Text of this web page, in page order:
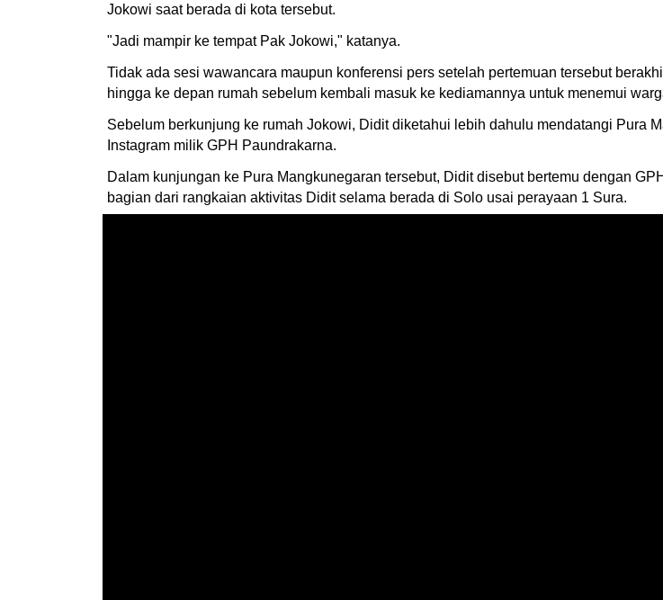
Jokowi saat berada di kota tersebut.
"Jadi mampir ke tempat Pak Jokowi," katanya.
Tidak ada sesi wawancara maupun konferensi pers setelah pertemuan tersebut
hingga ke depan rumah sebelum kembali masuk ke kediamannya untuk menemui
Sebelum berkunjung ke rumah Jokowi, Didit diketahui lebih dahulu mendatangi Pura
Instagram milik GPH Paundrakarna.
Dalam kunjungan ke Pura Mangkunegaran tersebut, Didit disebut bertemu dengan
bagian dari rangkaian aktivitas Didit selama berada di Solo usai perayaan 1 Sura.